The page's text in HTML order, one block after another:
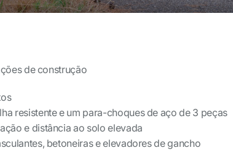
de construção
resistente e um para-choques de aço de 3 peças
e distância ao solo elevada
betoneiras e elevadores de gancho